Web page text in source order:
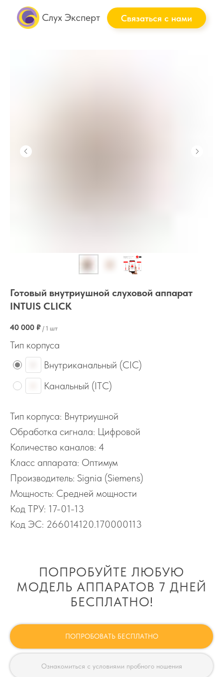
Связаться с нами
Слух Эксперт
Готовый внутриушной слуховой аппарат
INTUIS CLICK
40 000 ₽ / 1 шт
Тип корпуса
Внутриканальный (CIC)
Канальный (ITС)
Тип корпуса: Внутриушной
Обработка сигнала: Цифровой
Количество каналов: 4
Класс аппарата: Оптимум
Производитель: Signia (Siemens)
Мощность: Средней мощности
Код ТРУ: 17-01-13
Код ЭС: 266014120.170000113
ПОПРОБУЙТЕ ЛЮБУЮ
МОДЕЛЬ АППАРАТОВ 7 ДНЕЙ
БЕСПЛАТНО!
ПОПРОБОВАТЬ БЕСПЛАТНО
Ознакомиться с условиями пробного ношения